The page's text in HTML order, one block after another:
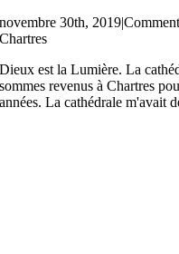
novembre 30th, 2019|
Chartres
Dieux est la Lumière. La
sommes revenus à Chartres
années. La cathédrale m'avait